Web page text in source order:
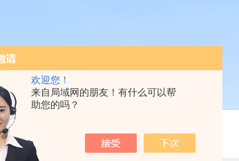
欢迎您！
来自局域网的朋友！有什么可以帮
助您的吗？